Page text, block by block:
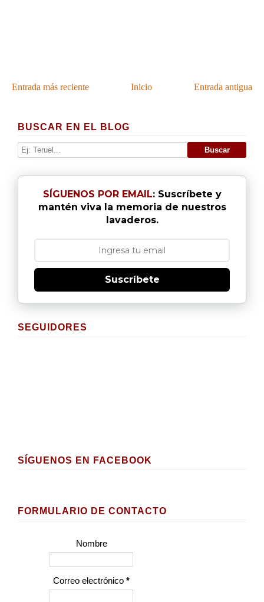
Entrada más reciente Entrada antigua
Inicio
BUSCAR EN EL BLOG
SÍGUENOS POR EMAIL: Suscríbete y
mantén viva la memoria de nuestros
lavaderos.
Suscríbete
SEGUIDORES
SÍGUENOS EN FACEBOOK
FORMULARIO DE CONTACTO
Nombre
Correo electrónico *